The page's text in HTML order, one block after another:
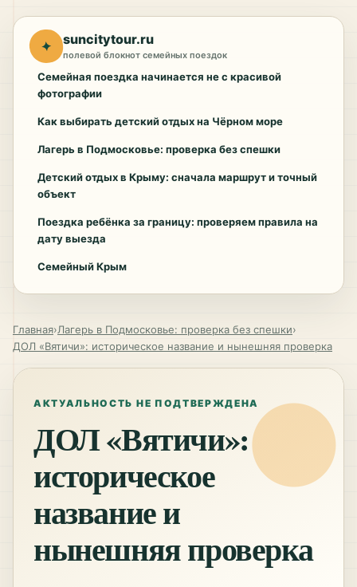
✦ suncitytour.ru
полевой блокнот семейных поездок
Семейная поездка начинается не с красивой
фотографии
Как выбирать детский отдых на Чёрном море
Лагерь в Подмосковье: проверка без спешки
Детский отдых в Крыму: сначала маршрут и точный
объект
Поездка ребёнка за границу: проверяем правила на
дату выезда
Семейный Крым
Главная›Лагерь в Подмосковье: проверка без спешки›
ДОЛ «Вятичи»: историческое название и нынешняя проверка
АКТУАЛЬНОСТЬ НЕ ПОДТВЕРЖДЕНА
ДОЛ «Вятичи»:
историческое
название и
нынешняя проверка